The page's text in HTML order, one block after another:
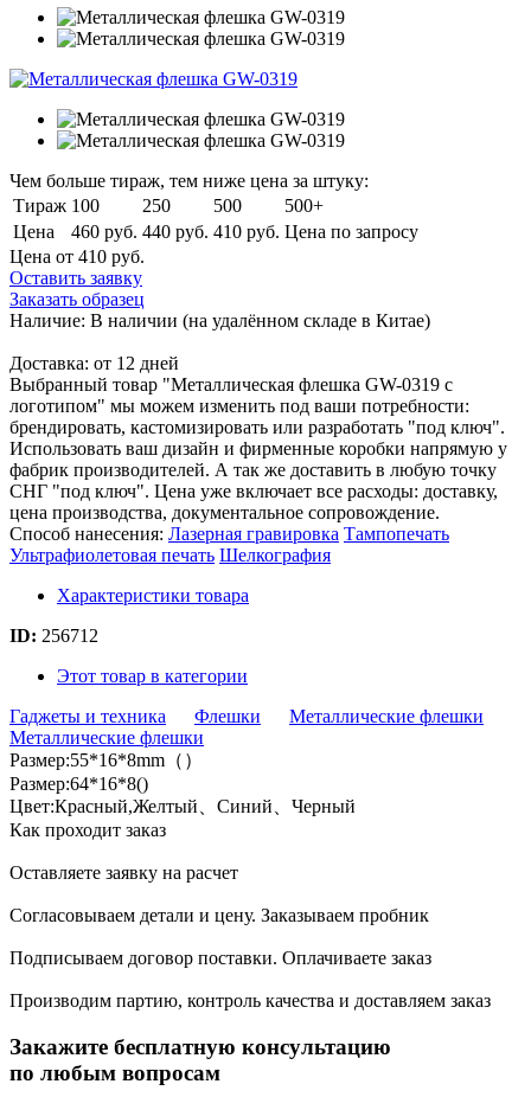
Чем больше тираж, тем ниже цена за штуку:
Тираж 100 250 500
500+
Цена
460 руб. 440 руб. 410 руб. Цена по запросу
Цена от 410 руб.
Оставить заявку
Заказать образец
Наличие: В наличии (на удалённом складе в Китае)
Доставка: от 12 дней
Выбранный товар "Металлическая флешка GW-0319 с
логотипом" мы можем изменить под ваши потребности:
брендировать, кастомизировать или разработать "под ключ".
Использовать ваш дизайн и фирменные коробки напрямую у
фабрик производителей. А так же доставить в любую точку
СНГ "под ключ". Цена уже включает все расходы: доставку,
цена производства, документальное сопровождение.
Способ нанесения: Лазерная гравировка Тампопечать
Ультрафиолетовая печать Шелкография
Характеристики товара
ID: 256712
Этот товар в категории
Гаджеты и техника
Флешки
Металлические флешки
Металлические флешки
Размер:55*16*8mm（）
Размер:64*16*8()
Цвет:Красный,Желтый、Синий、Черный
Как проходит заказ
Оставляете заявку на расчет
Согласовываем детали и цену. Заказываем пробник
Подписываем договор поставки. Оплачиваете заказ
Производим партию, контроль качества и доставляем заказ
Закажите бесплатную консультацию
по любым вопросам